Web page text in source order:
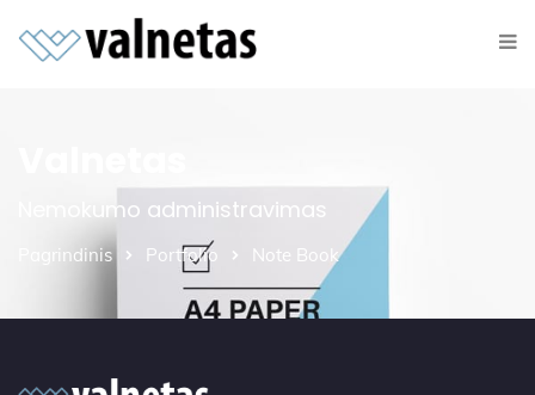
Nemokumo administravimas
Pagrindinis Portfolio Note Book